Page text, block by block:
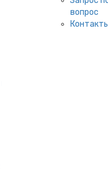
вопрос